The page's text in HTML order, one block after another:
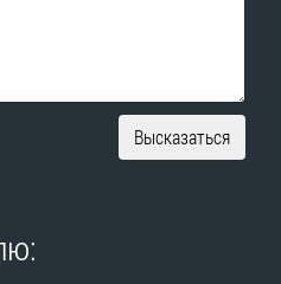
Высказаться